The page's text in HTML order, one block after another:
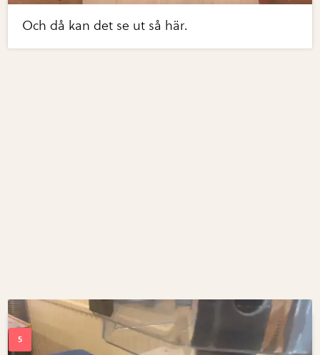
Och då kan det se ut så här.